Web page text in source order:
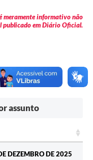
meramente informativo não
em Diário Oficial.
assunto
DEZEMBRO DE 2025